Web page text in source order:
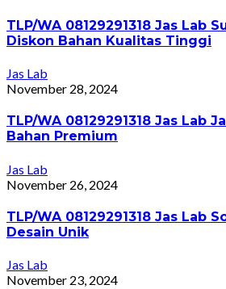
TLP/WA 08129291318 Jas Lab
Diskon Bahan Kualitas Tinggi
Jas Lab
November 28, 2024
TLP/WA 08129291318 Jas Lab
Bahan Premium
Jas Lab
November 26, 2024
TLP/WA 08129291318 Jas Lab
Desain Unik
Jas Lab
November 23, 2024